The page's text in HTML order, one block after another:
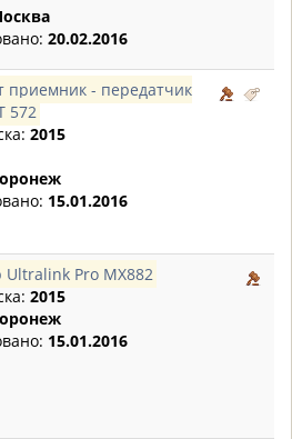
20.02.2016
приемник - передатчик
572
2015
15.01.2016
Ultralink Pro MX882
2015
15.01.2016